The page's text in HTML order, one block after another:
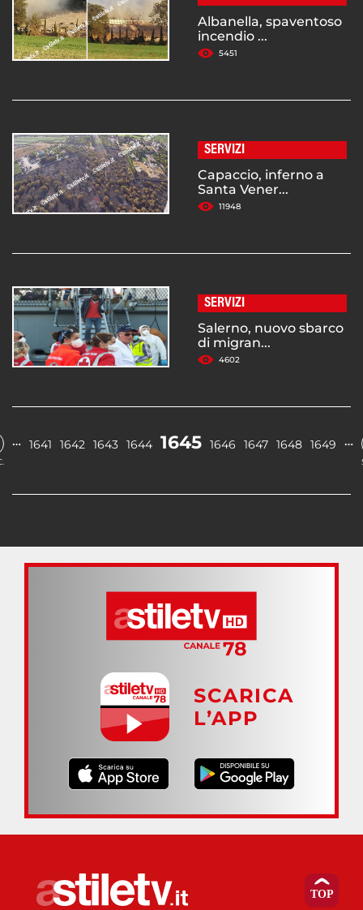
Albanella, spaventoso
incendio ...
5451
SERVIZI
Capaccio, inferno a
Santa Vener...
11948
SERVIZI
Salerno, nuovo sbarco
di migran...
4602
… 1641 1642 1643 1644 1645 1646 1647 1648 1649 …
SCARICA
L’APP